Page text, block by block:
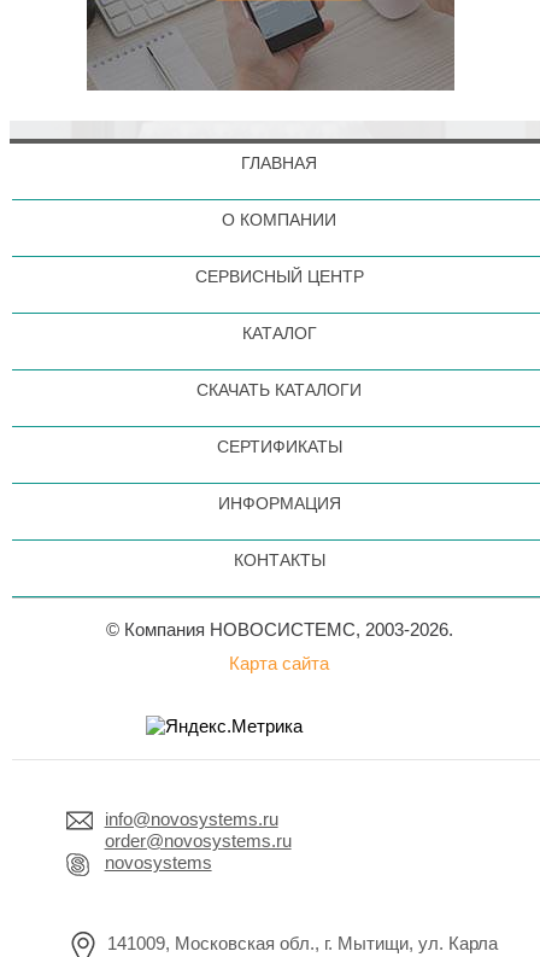
ГЛАВНАЯ
О КОМПАНИИ
СЕРВИСНЫЙ ЦЕНТР
КАТАЛОГ
СКАЧАТЬ КАТАЛОГИ
СЕРТИФИКАТЫ
ИНФОРМАЦИЯ
КОНТАКТЫ
© Компания НОВОСИСТЕМС, 2003-2026.
Карта сайта
info@novosystems.ru
order@novosystems.ru
novosystems
141009, Московская обл., г. Мытищи, ул. Карла